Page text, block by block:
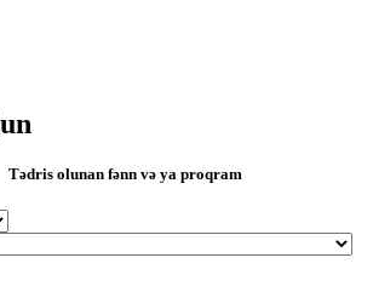
Tədris olunan fənn və ya proqram